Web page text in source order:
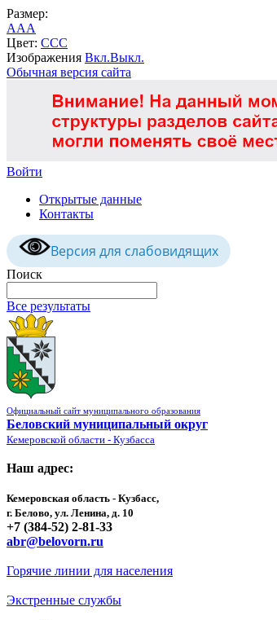
Размер:
AAA
Цвет: CCC
Изображения Вкл.Выкл.
Обычная версия сайта
Войти
Открытые данные
Контакты
Версия для слабовидящих
Поиск
Все результаты
Официальный сайт муниципального образования
Беловский муниципальный округ
Кемеровской области - Кузбасса
Наш адрес:
Кемеровская область - Кузбасс,
г. Белово, ул. Ленина, д. 10
+7 (384-52) 2-81-33
abr@belovorn.ru
Горячие линии для населения
Экстренные службы